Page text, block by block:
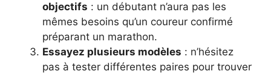
objectifs : un débutant n’aura pas les
mêmes besoins qu’un coureur confirmé
préparant un marathon.
Essayez plusieurs modèles : n’hésitez
pas à tester différentes paires pour trouver